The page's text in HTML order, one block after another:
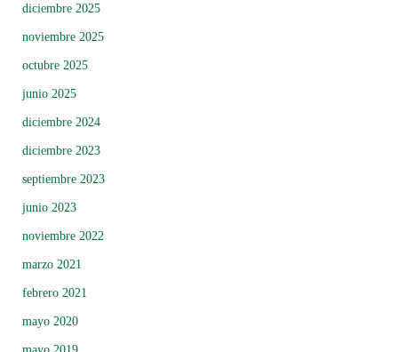
diciembre 2025
noviembre 2025
octubre 2025
junio 2025
diciembre 2024
diciembre 2023
septiembre 2023
junio 2023
noviembre 2022
marzo 2021
febrero 2021
mayo 2020